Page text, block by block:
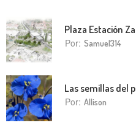
Plaza Estación
Por: Samuel314
Las semillas del
Por: Allison